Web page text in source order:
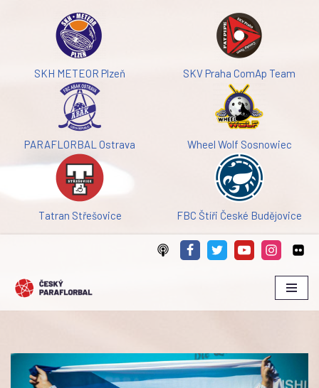
SKH METEOR Plzeň SKV Praha ComAp Team
PARAFLORBAL Ostrava Wheel Wolf Sosnowiec
Tatran Střešovice FBC Štíři České Budějovice
obsah